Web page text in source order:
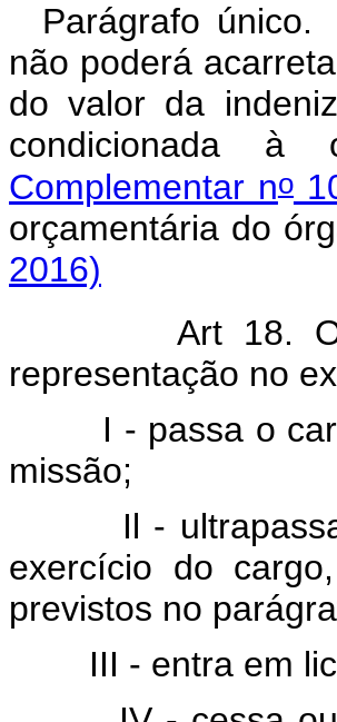
Parágrafo
não poderá
do valor da
condicionada à
Complementar no
2016)
Art 18.
representação no
I - passa o
missão;
Il -
exercício do
previstos no
III - entra em